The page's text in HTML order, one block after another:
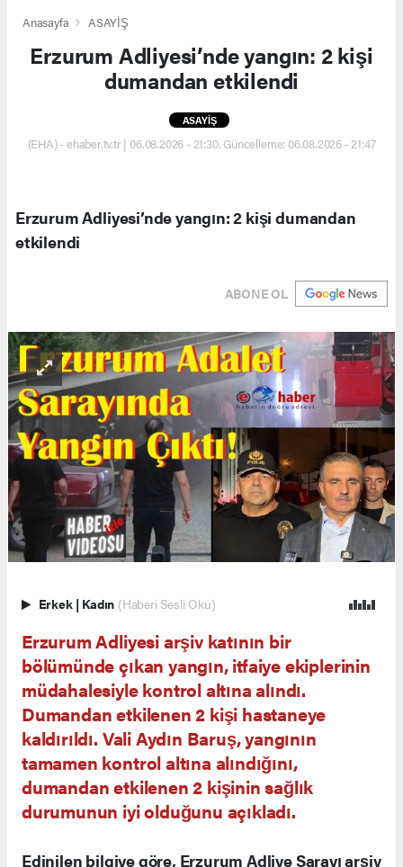
Anasayfa ASAYİŞ
Erzurum Adliyesi’nde yangın: 2 kişi
dumandan etkilendi
ASAYİŞ
(EHA) - ehaber.tv.tr | 06.08.2026 - 21:30, Güncelleme: 06.08.2026 - 21:47
Erzurum Adliyesi’nde yangın: 2 kişi dumandan
etkilendi
ABONE OL
Erkek | Kadın (Haberi Sesli Oku)
Erzurum Adliyesi arşiv katının bir
bölümünde çıkan yangın, itfaiye ekiplerinin
müdahalesiyle kontrol altına alındı.
Dumandan etkilenen 2 kişi hastaneye
kaldırıldı. Vali Aydın Baruş, yangının
tamamen kontrol altına alındığını,
dumandan etkilenen 2 kişinin sağlık
durumunun iyi olduğunu açıkladı.
Edinilen bilgiye göre, Erzurum Adliye Sarayı arşiv